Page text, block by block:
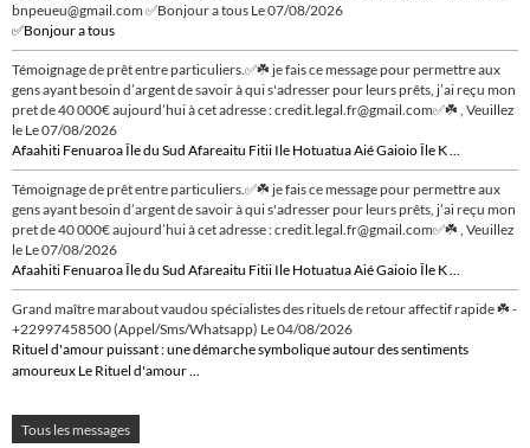
bnpeueu@gmail.com ✅Bonjour a tous Le 07/08/2026
✅Bonjour a tous
Témoignage de prêt entre particuliers.✅☘️ je fais ce message pour permettre aux
gens ayant besoin d’argent de savoir à qui s'adresser pour leurs prêts, j’ai reçu mon
pret de 40 000€ aujourd’hui à cet adresse : credit.legal.fr@gmail.com✅☘️ , Veuillez
le Le 07/08/2026
Afaahiti Fenuaroa Île du Sud Afareaitu Fitii Ile Hotuatua Aié Gaioio Île K ...
Témoignage de prêt entre particuliers.✅☘️ je fais ce message pour permettre aux
gens ayant besoin d’argent de savoir à qui s'adresser pour leurs prêts, j’ai reçu mon
pret de 40 000€ aujourd’hui à cet adresse : credit.legal.fr@gmail.com✅☘️ , Veuillez
le Le 07/08/2026
Afaahiti Fenuaroa Île du Sud Afareaitu Fitii Ile Hotuatua Aié Gaioio Île K ...
Grand maître marabout vaudou spécialistes des rituels de retour affectif rapide ☘️ -
+22997458500 (Appel/Sms/Whatsapp) Le 04/08/2026
Rituel d'amour puissant : une démarche symbolique autour des sentiments
amoureux Le Rituel d'amour ...
Tous les messages